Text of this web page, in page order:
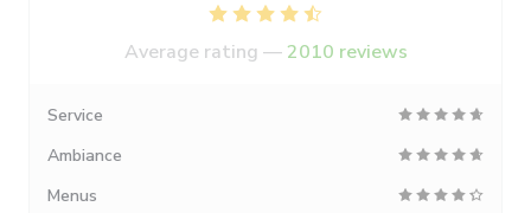
Average rating — 2010 reviews
Service
Ambiance
Menus